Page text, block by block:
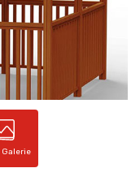
Galerie